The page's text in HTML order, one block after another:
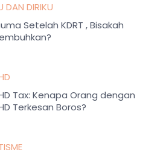
DAN DIRIKU
Setelah KDRT , Bisakah
Tax: Kenapa Orang dengan
Terkesan Boros?